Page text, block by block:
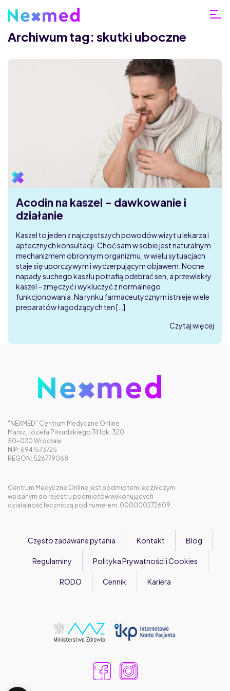
Archiwum tag: skutki uboczne
Acodin na kaszel – dawkowanie i
działanie
Kaszel to jeden z najczęstszych powodów wizyt u lekarza i
aptecznych konsultacji. Choć sam w sobie jest naturalnym
mechanizmem obronnym organizmu, w wielu sytuacjach
staje się uporczywym i wyczerpującym objawem. Nocne
napady suchego kaszlu potrafią odebrać sen, a przewlekły
kaszel – zmęczyć i wykluczyć z normalnego
funkcjonowania. Na rynku farmaceutycznym istnieje wiele
preparatów łagodzących ten […]
Czytaj więcej
"NEXMED" Centrum Medyczne Online
Marsz. Józefa Piłsudskiego 74 lok. 320
50-020 Wrocław
NIP: 6941573725
REGON: 526779068
Centrum Medyczne Online jest podmiotem leczniczym
wpisanym do rejestru podmiotów wykonujących
działalność leczniczą pod numerem: 000000272609.
Często zadawane pytania Kontakt Blog
Regulaminy Polityka Prywatności i Cookies
RODO Cennik Kariera